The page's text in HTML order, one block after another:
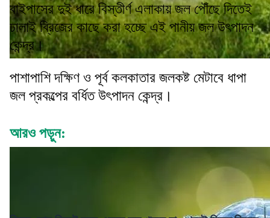
বাইপাসের দুই ধারে বিস্তীর্ণ এলাকায় জল পৌঁছে দিতেই
ঢালাই ব্রিজের কাছে করা হচ্ছে এই পানীয় জল উৎপাদন
কেন্দ্র।
পাশাপাশি দক্ষিণ ও পূর্ব কলকাতার জলকষ্ট মেটাবে ধাপা
জল প্রকল্পের বর্ধিত উৎপাদন কেন্দ্র।
আরও পড়ুন: